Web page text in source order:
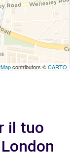
contributors ©CARTO
il tuo